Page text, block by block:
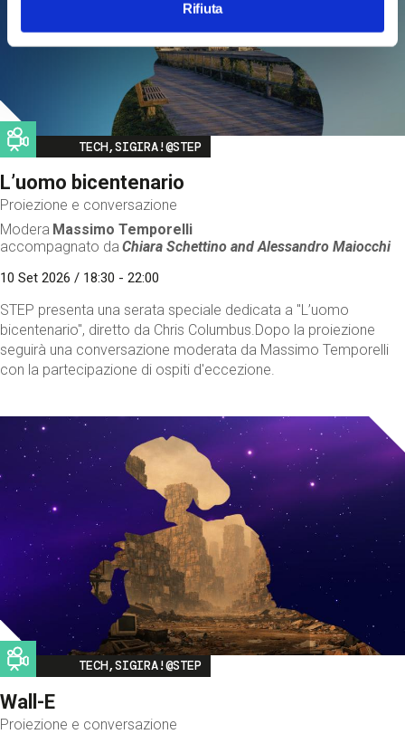
Rifiuta
Image
TECH,SIGIRA!@STEP
L’uomo bicentenario
Proiezione e conversazione
Modera Massimo Temporelli
accompagnato da Chiara Schettino andAlessandro Maiocchi
10 Set 2026 / 18:30 - 22:00
STEP presenta una serata speciale dedicata a "L’uomo
bicentenario", diretto da Chris Columbus.Dopo la proiezione
seguirà una conversazione moderata da Massimo Temporelli
con la partecipazione di ospiti d'eccezione.
Image
TECH,SIGIRA!@STEP
Wall-E
Proiezione e conversazione